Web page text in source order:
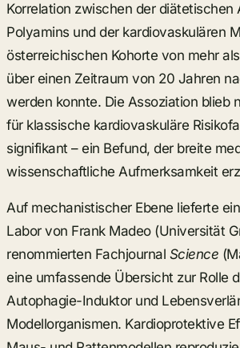
Korrelation zwischen der diätetischen
Polyamins und der kardiovaskulären
österreichischen Kohorte von mehr
über einen Zeitraum von 20 Jahren
werden konnte. Die Assoziation blieb
für klassische kardiovaskuläre
signifikant – ein Befund, der breite
wissenschaftliche Aufmerksamkeit
Auf mechanistischer Ebene lieferte
Labor von Frank Madeo (Universität
renommierten Fachjournal Science
eine umfassende Übersicht zur Rolle
Autophagie-Induktor und
Modellorganismen. Kardioprotektive